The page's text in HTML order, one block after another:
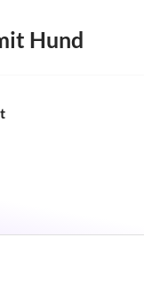
Hund